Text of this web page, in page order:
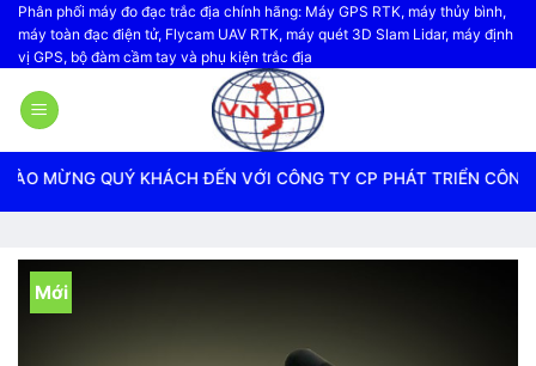
Bỏ
qua
nội
dung
Phân phối máy đo đạc trắc địa chính hãng: Máy GPS RTK, máy thủy bình,
máy toàn đạc điện tử, Flycam UAV RTK, máy quét 3D Slam Lidar, máy định
vị GPS, bộ đàm cầm tay và phụ kiện trắc địa
QUÝ KHÁCH ĐẾN VỚI CÔNG TY CP PHÁT TRIỂN CÔNG NGHỆ
Mới